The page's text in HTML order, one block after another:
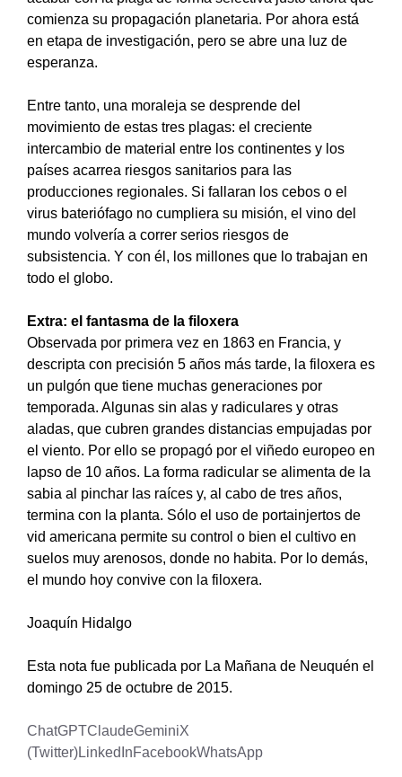
comienza su propagación planetaria. Por ahora está
en etapa de investigación, pero se abre una luz de
esperanza.
Entre tanto, una moraleja se desprende del
movimiento de estas tres plagas: el creciente
intercambio de material entre los continentes y los
países acarrea riesgos sanitarios para las
producciones regionales. Si fallaran los cebos o el
virus bateriófago no cumpliera su misión, el vino del
mundo volvería a correr serios riesgos de
subsistencia. Y con él, los millones que lo trabajan en
todo el globo.
Extra: el fantasma de la filoxera
Observada por primera vez en 1863 en Francia, y
descripta con precisión 5 años más tarde, la filoxera es
un pulgón que tiene muchas generaciones por
temporada. Algunas sin alas y radiculares y otras
aladas, que cubren grandes distancias empujadas por
el viento. Por ello se propagó por el viñedo europeo en
lapso de 10 años. La forma radicular se alimenta de la
sabia al pinchar las raíces y, al cabo de tres años,
termina con la planta. Sólo el uso de portainjertos de
vid americana permite su control o bien el cultivo en
suelos muy arenosos, donde no habita. Por lo demás,
el mundo hoy convive con la filoxera.
Joaquín Hidalgo
Esta nota fue publicada por La Mañana de Neuquén el
domingo 25 de octubre de 2015.
ChatGPTClaudeGeminiX
(Twitter)LinkedInFacebookWhatsApp